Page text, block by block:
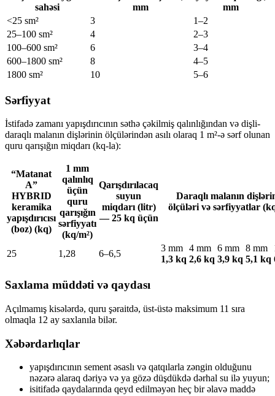
sahəsi
mm
mm
<25 sm²
3
1–2
25–100 sm²
4
2–3
100–600 sm²
6
3–4
600–1800 sm²
8
4–5
1800 sm²
10 5–6
Sərfiyyat
İstifadə zamanı yapışdırıcının səthə çəkilmiş qalınlığından və dişli-
daraqlı malanın dişlərinin ölçülərindən asılı olaraq 1 m²-ə sərf olunan
quru qarışığın miqdarı (kq-la):
“Matanat
A”
HYBRID
keramika
yapışdırıcısı
(boz) (kq)
1 mm
qalınlıq
üçün
quru
qarışığın
sərfiyyatı
(kq/m²)
Qarışdırılacaq
suyun
miqdarı (litr)
— 25 kq üçün
Daraqlı malanın
ölçüləri və sərfiyyatlar
25 1,28 6–6,5
3 mm
1,3 kq
4 mm
2,6 kq
6 mm
3,9 kq
8 mm
5,1 kq
Saxlama müddəti və qaydası
Açılmamış kisələrdə, quru şəraitdə, üst-üstə maksimum 11 sıra
olmaqla 12 ay saxlanıla bilər.
Xəbərdarlıqlar
yapışdırıcının sement əsaslı və qatqılarla zəngin olduğunu
nəzərə alaraq dəriyə və ya gözə düşdükdə dərhal su ilə yuyun;
isitifadə qaydalarında qeyd edilməyən heç bir əlavə maddə